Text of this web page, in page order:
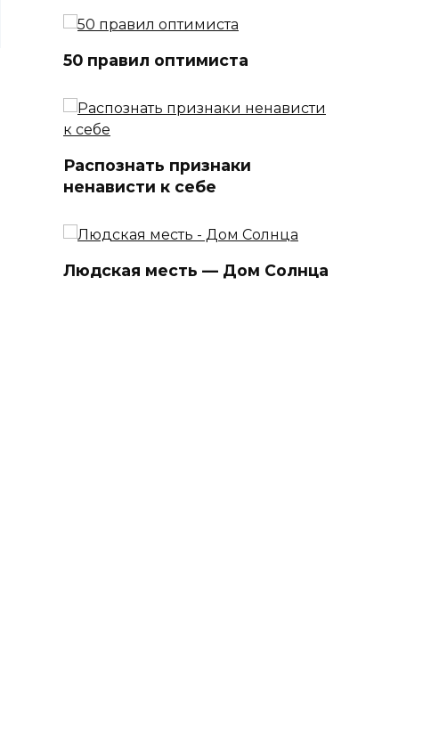
50 правил оптимиста
Распознать признаки
ненависти к себе
Людская месть — Дом Солнца